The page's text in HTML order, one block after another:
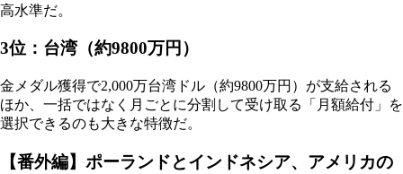
高水準だ。
3位：台湾（約9800万円）
金メダル獲得で2,000万台湾ドル（約9800万円）が支給される
ほか、一括ではなく月ごとに分割して受け取る「月額給付」を
選択できるのも大きな特徴だ。
【番外編】ポーランドとインドネシア、アメリカの